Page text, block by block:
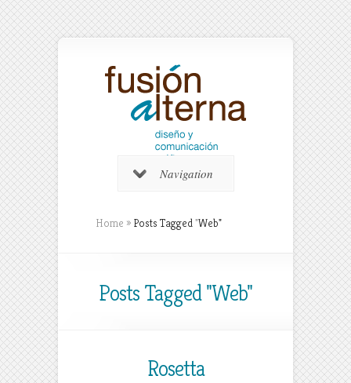
Navigation
Home » Posts Tagged"Web"
Posts Tagged "Web"
Rosetta